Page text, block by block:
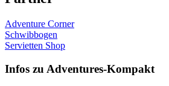
Adventure Corner
Schwibbogen
Servietten Shop
Infos zu Adventures-Kompakt